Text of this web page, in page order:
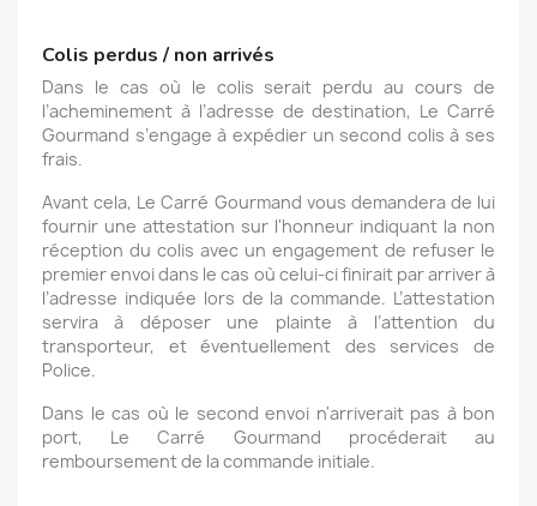
Colis perdus / non arrivés
Dans le cas où le colis serait perdu au cours de
l’acheminement à l’adresse de destination, Le Carré
Gourmand s’engage à expédier un second colis à ses
frais.
Avant cela, Le Carré Gourmand vous demandera de lui
fournir une attestation sur l'honneur indiquant la non
réception du colis avec un engagement de refuser le
premier envoi dans le cas où celui-ci finirait par arriver à
l’adresse indiquée lors de la commande. L’attestation
servira à déposer une plainte à l’attention du
transporteur, et éventuellement des services de
Police.
Dans le cas où le second envoi n'arriverait pas à bon
port, Le Carré Gourmand procéderait au
remboursement de la commande initiale.